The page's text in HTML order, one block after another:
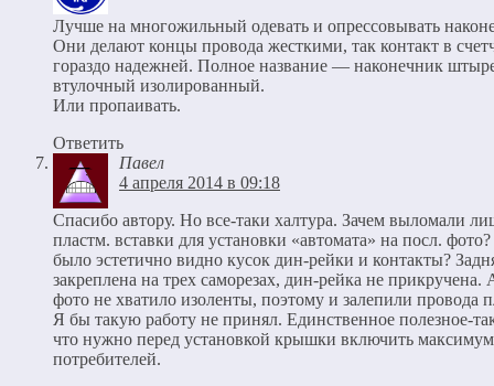
Лучше на многожильный одевать и опрессовывать
Они делают концы провода жесткими, так контакт в
гораздо надежней. Полное название — наконечник
втулочный изолированный.
Или пропаивать.
Ответить
Павел
4 апреля 2014 в 09:18
Спасибо автору. Но все-таки халтура. Зачем выломали
пластм. вставки для установки «автомата» на посл.
было эстетично видно кусок дин-рейки и контакты?
закреплена на трех саморезах, дин-рейка не прикручена.
фото не хватило изоленты, поэтому и залепили провода
Я бы такую работу не принял. Единственное полезное-
что нужно перед установкой крышки включить максимум
потребителей.